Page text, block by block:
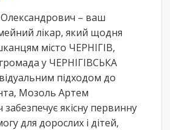
– ваш
лікар, який щодня
місто ЧЕРНІГІВ,
у ЧЕРНІГІВСЬКА
підходом до
Мозоль Артем
якісну первинну
для дорослих і дітей,